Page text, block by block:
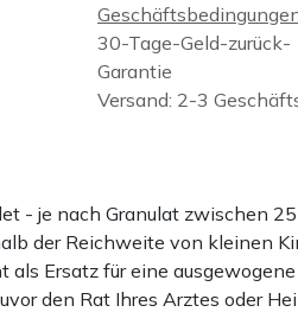
30-Tage-Geld-zurück-
Garantie
Versand: 2-3
- je nach Granulat zwischen
der Reichweite von kleinen
Ersatz für eine
den Rat Ihres Arztes oder